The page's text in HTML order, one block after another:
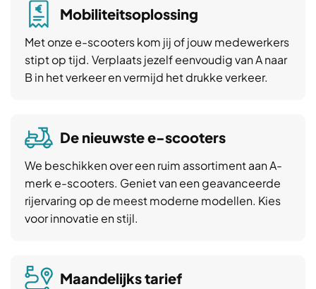
Mobiliteitsoplossing
Met onze e-scooters kom jij of jouw medewerkers
stipt op tijd. Verplaats jezelf eenvoudig van A naar
B in het verkeer en vermijd het drukke verkeer.
De nieuwste e-scooters
We beschikken over een ruim assortiment aan A-
merk e-scooters. Geniet van een geavanceerde
rijervaring op de meest moderne modellen. Kies
voor innovatie en stijl.
Maandelijks tarief